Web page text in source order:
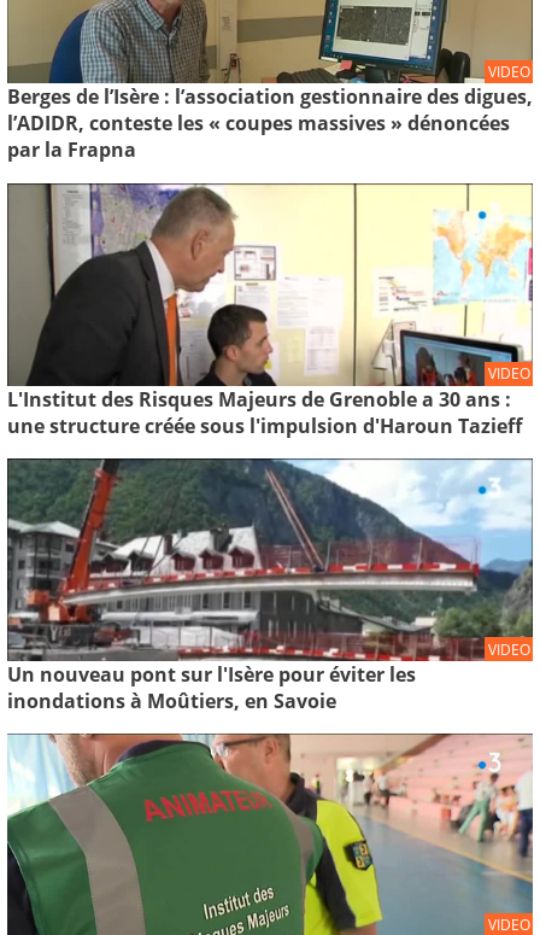
VIDEO
Berges de l’Isère : l’association gestionnaire des digues,
l’ADIDR, conteste les « coupes massives » dénoncées
par la Frapna
VIDEO
L'Institut des Risques Majeurs de Grenoble a 30 ans :
une structure créée sous l'impulsion d'Haroun Tazieff
VIDEO
Un nouveau pont sur l'Isère pour éviter les
inondations à Moûtiers, en Savoie
VIDEO